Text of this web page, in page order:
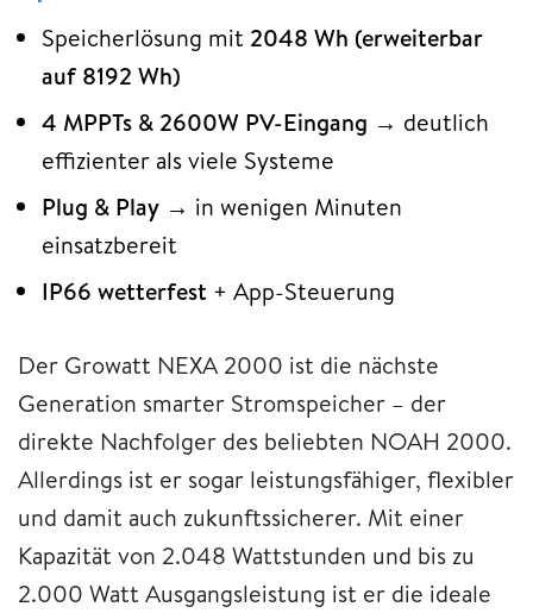
Speicherlösung mit 2048 Wh (erweiterbar
auf 8192 Wh)
4 MPPTs & 2600W PV-Eingang → deutlich
effizienter als viele Systeme
Plug & Play → in wenigen Minuten
einsatzbereit
IP66 wetterfest + App-Steuerung
Der Growatt NEXA 2000 ist die nächste
Generation smarter Stromspeicher – der
direkte Nachfolger des beliebten NOAH 2000.
Allerdings ist er sogar leistungsfähiger, flexibler
und damit auch zukunftssicherer. Mit einer
Kapazität von 2.048 Wattstunden und bis zu
2.000 Watt Ausgangsleistung ist er die ideale